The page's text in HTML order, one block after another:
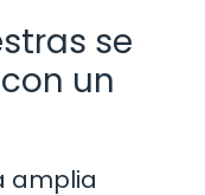
se
un
amplia